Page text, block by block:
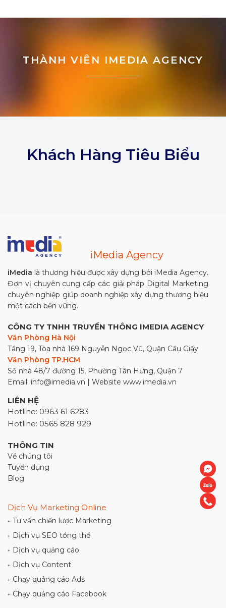
THÀNH VIÊN IMEDIA AGENCY
Khách Hàng Tiêu Biểu
iMedia Agency
iMedia là thương hiệu được xây dựng bởi iMedia Agency.
Đơn vị chuyên cung cấp các giải pháp Digital Marketing
chuyên nghiệp giúp doanh nghiệp xây dựng thương hiệu
một cách bền vững.
CÔNG TY TNHH TRUYỀN THÔNG IMEDIA AGENCY
Văn Phòng Hà Nội
Tầng 19, Tòa nhà 169 Nguyễn Ngọc Vũ, Quận Cầu Giấy
Văn Phòng TP.HCM
Số nhà 48/7 đường 15, Phường Tân Hưng, Quận 7
Email: info@imedia.vn | Website www.imedia.vn
LIÊN HỆ
Hotline: 0963 61 6283
Hotline: 0565 828 929
THÔNG TIN
Về chúng tôi
Tuyển dụng
Blog
Dịch Vụ Marketing Online
+ Tư vấn chiến lược Marketing
+ Dịch vụ SEO tổng thể
+ Dịch vụ quảng cáo
+ Dịch vụ Content
+ Chạy quảng cáo Ads
+ Chạy quảng cáo Facebook